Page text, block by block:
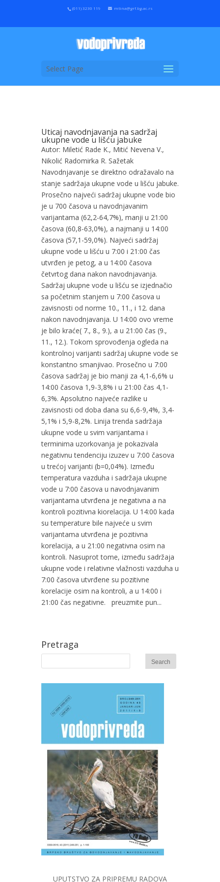
(011) 3230 119 mtina@grf.bg.ac.rs
Select Page
Uticaj navodnjavanja na sadržaj
ukupne vode u lišću jabuke
Autor: Miletić Rade K., Mitić Nevena V.,
Nikolić Radomirka R. Sažetak
Navodnjavanje se direktno odražavalo na
stanje sadržaja ukupne vode u lišću jabuke.
Prosečno najveći sadržaj ukupne vode bio
je u 700 časova u navodnjavanim
varijantama (62,2-64,7%), manji u 21:00
časova (60,8-63,0%), a najmanji u 14:00
časova (57,1-59,0%). Najveći sadržaj
ukupne vode u lišću u 7:00 i 21:00 čas
utvrđen je petog, a u 14:00 časova
četvrtog dana nakon navodnjavanja.
Sadržaj ukupne vode u lišću se izjednačio
sa početnim stanjem u 7:00 časova u
zavisnosti od norme 10., 11., i 12. dana
nakon navodnjavanja. U 14:00 ovo vreme
je bilo kraće( 7., 8., 9.), a u 21:00 čas (9.,
11., 12.). Tokom sprovođenja ogleda na
kontrolnoj varijanti sadržaj ukupne vode se
konstantno smanjivao. Prosečno u 7:00
časova sadržaj je bio manji za 4,1-6,6% u
14:00 časova 1,9-3,8% i u 21:00 čas 4,1-
6,3%. Apsolutno najveće razlike u
zavisnosti od doba dana su 6,6-9,4%, 3,4-
5,1% i 5,9-8,2%. Linija trenda sadržaja
ukupne vode u svim varijantama i
terminima uzorkovanja je pokazivala
negativnu tendenciju izuzev u 7:00 časova
u trećoj varijanti (b=0,04%). Između
temperatura vazduha i sadržaja ukupne
vode u 7:00 časova u navodnjavanim
varijantama utvrđena je negativna a na
kontroli pozitivna kiorelacija. U 14:00 kada
su temperature bile najveće u svim
varijantama utvrđena je pozitivna
korelacija, a u 21:00 negativna osim na
kontroli. Nasuprot tome, između sadržaja
ukupne vode i relativne vlažnosti vazduha u
7:00 časova utvrđene su pozitivne
korelacije osim na kontroli, a u 14:00 i
21:00 čas negativne. preuzmite pun...
Pretraga
UPUTSTVO ZA PRIPREMU RADOVA